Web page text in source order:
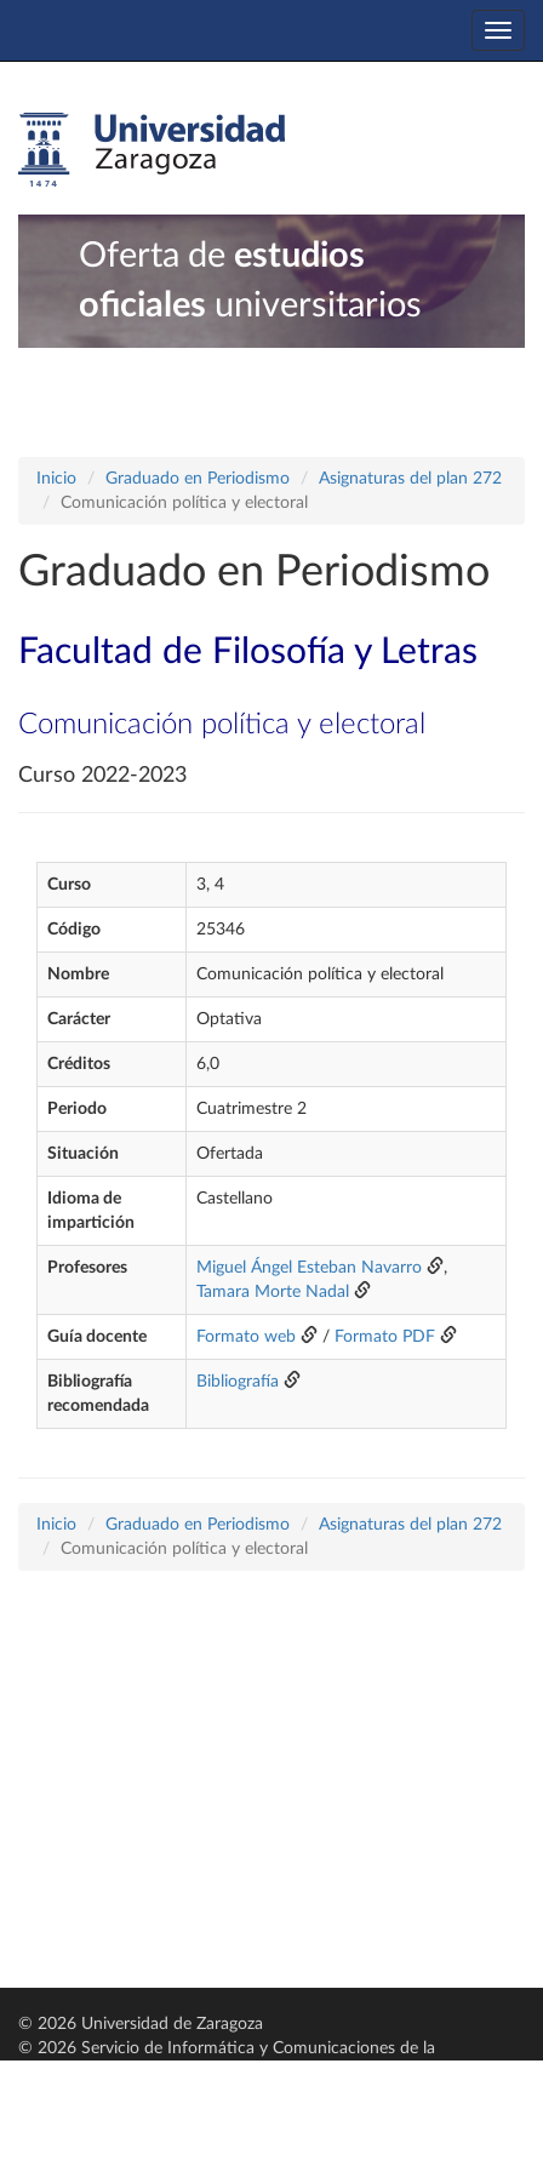
Oferta de estudios
oficiales universitarios
Inicio Graduado en Periodismo
Asignaturas del plan 272
Comunicación política y electoral
Graduado en Periodismo
Facultad de Filosofía y Letras
Comunicación política y electoral
Curso 2022-2023
Curso 3, 4
Código 25346
Nombre Comunicación política y electoral
Carácter Optativa
Créditos 6,0
Periodo Cuatrimestre 2
Situación Ofertada
Idioma de
impartición
Castellano
Profesores Miguel Ángel Esteban Navarro
,
Tamara Morte Nadal
Guía docente Formato web / Formato PDF
Bibliografía
recomendada
Bibliografía
Inicio Graduado en Periodismo
Asignaturas del plan 272
Comunicación política y electoral
© 2026 Universidad de Zaragoza
© 2026 Servicio de Informática y Comunicaciones de la